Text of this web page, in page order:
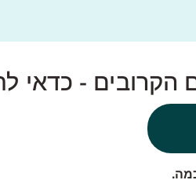
הקרובים - כדאי